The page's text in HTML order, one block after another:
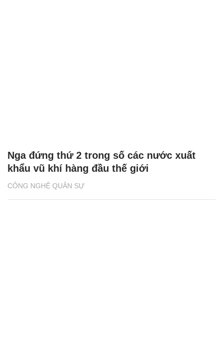
CÔNG NGHỆ QUÂN SỰ
Nga đứng thứ 2 trong số các nước xuất
khẩu vũ khí hàng đầu thế giới